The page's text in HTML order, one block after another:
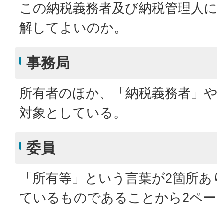
この納税義務者及び納税管理人
解してよいのか。
事務局
所有者のほか、「納税義務者」
対象としている。
委員
「所有等」という言葉が2箇所
ているものであることから2ペ